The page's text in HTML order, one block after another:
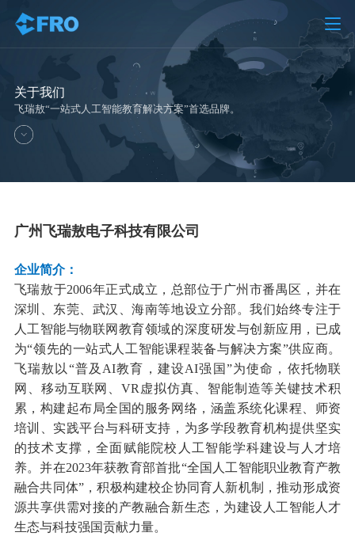
关于我们
飞瑞敖“一站式人工智能教育解决方案”首选品牌。
广州飞瑞敖电子科技有限公司
企业简介：
飞瑞敖于2006年正式成立，总部位于广州市番禺区，并在
深圳、东莞、武汉、海南等地设立分部。我们始终专注于
人工智能与物联网教育领域的深度研发与创新应用，已成
为“领先的一站式人工智能课程装备与解决方案”供应商。
飞瑞敖以“普及AI教育，建设AI强国”为使命，依托物联
网、移动互联网、VR虚拟仿真、智能制造等关键技术积
累，构建起布局全国的服务网络，涵盖系统化课程、师资
培训、实践平台与科研支持，为多学段教育机构提供坚实
的技术支撑，全面赋能院校人工智能学科建设与人才培
养。并在2023年获教育部首批“全国人工智能职业教育产教
融合共同体”，积极构建校企协同育人新机制，推动形成资
源共享供需对接的产教融合新生态，为建设人工智能人才
生态与科技强国贡献力量。